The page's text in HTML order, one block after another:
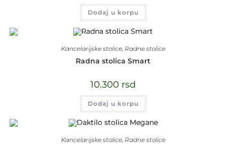
Dodaj u korpu
Kancelarijske stolice, Radne stolice
Radna stolica Smart
10.300 rsd
Dodaj u korpu
Kancelarijske stolice, Radne stolice